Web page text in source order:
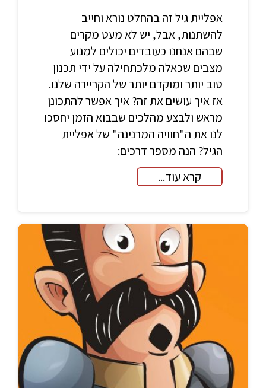
אפליית גיל זה בהחלט נורא וחייב
להשתנות, אבל, יש לא מעט מקרים
שבהם אנחנו כעובדים יכולים למנוע
מצבים שכאלה מלכתחילה על ידי תכנון
טוב יותר ומוקדם יותר של הקריירה שלנו.
אז איך עושים את זה? איך אפשר להתכונן
מראש ולבצע מהלכים שבבוא הזמן יחסכו
לנו את ה"חוויה המרנינה" של אפליית
הגיל? הנה מספר דרכים:
קרא עוד...